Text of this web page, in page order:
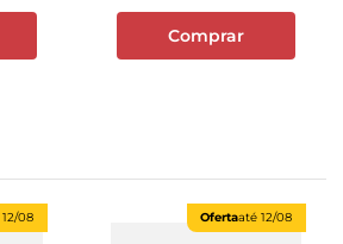
Comprar
12/08 Ofertaaté 12/08